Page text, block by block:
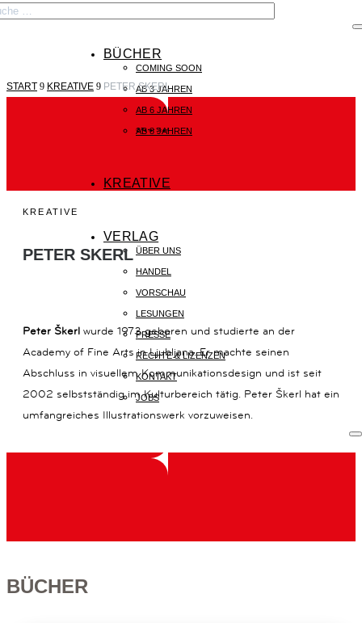
BÜCHER
COMING SOON
AB 3 JAHREN
AB 6 JAHREN
AB 8 JAHREN
KREATIVE
VERLAG
ÜBER UNS
HANDEL
VORSCHAU
LESUNGEN
PRESSE
RECHTE & LIZENZEN
KONTAKT
JOBS
START
VERLAG
START 9 KREATIVE 9 PETER SKERL
©Peter Skerl
KREATIVE
PETER SKERL
Peter Škerl wurde 1973 geboren und studierte an der
Academy of Fine Arts in Ljubljana. Er machte seinen
Abschluss in visuellem Kommunikationsdesign und ist seit
2002 selbstständig im Kulturbereich tätig. Peter Škerl hat ein
umfangreiches Illustrationswerk vorzuweisen.
BÜCHER